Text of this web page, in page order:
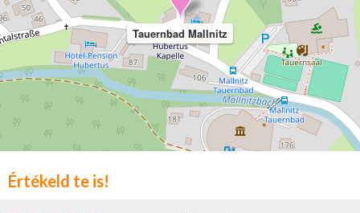
Tauernbad Mallnitz
Értékeld te is!